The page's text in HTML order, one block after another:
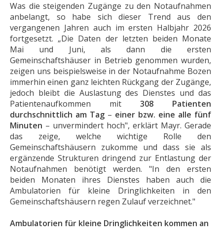
Was die steigenden Zugänge zu den Notaufnahmen
anbelangt, so habe sich dieser Trend aus den
vergangenen Jahren auch im ersten Halbjahr 2026
fortgesetzt. „Die Daten der letzten beiden Monate
Mai und Juni, als dann die ersten
Gemeinschaftshäuser in Betrieb genommen wurden,
zeigen uns beispielsweise in der Notaufnahme Bozen
immerhin einen ganz leichten Rückgang der Zugänge,
jedoch bleibt die Auslastung des Dienstes und das
Patientenaufkommen mit 308 Patienten
durchschnittlich am Tag – einer bzw. eine alle fünf
Minuten – unvermindert hoch", erklärt Mayr. Gerade
das zeige, welche wichtige Rolle den
Gemeinschaftshäusern zukomme und dass sie als
ergänzende Strukturen dringend zur Entlastung der
Notaufnahmen benötigt werden. "In den ersten
beiden Monaten ihres Dienstes haben auch die
Ambulatorien für kleine Dringlichkeiten in den
Gemeinschaftshäusern regen Zulauf verzeichnet."
Ambulatorien für kleine Dringlichkeiten kommen an